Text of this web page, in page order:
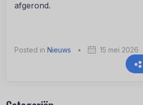
afgerond.
Posted in Nieuws • 15 mei 2026